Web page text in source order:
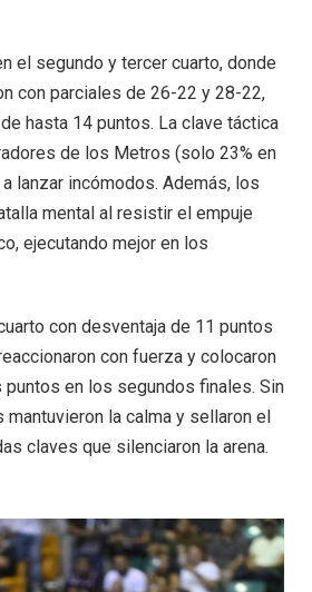
el segundo y tercer cuarto, donde
con parciales de 26-22 y 28-22,
hasta 14 puntos. La clave táctica
de los Metros (solo 23% en
lanzar incómodos. Además, los
mental al resistir el empuje
ejecutando mejor en los
con desventaja de 11 puntos
con fuerza y colocaron
en los segundos finales. Sin
mantuvieron la calma y sellaron el
claves que silenciaron la arena.